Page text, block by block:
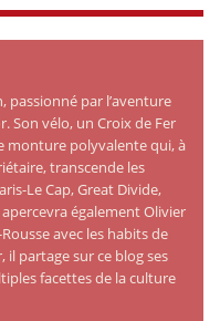
passionné par l’aventure
Son vélo, un Croix de Fer
monture polyvalente qui, à
transcende les
Le Cap, Great Divide,
également Olivier
avec les habits de
partage sur ce blog ses
facettes de la culture